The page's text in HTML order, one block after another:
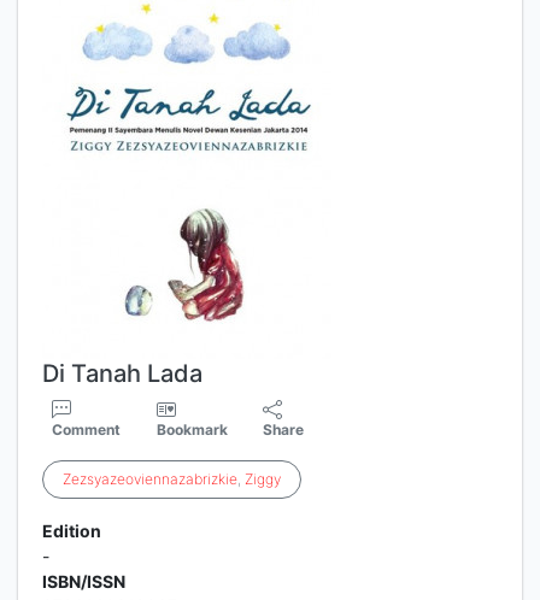
Di Tanah Lada
Comment Bookmark Share
Zezsyazeoviennazabrizkie, Ziggy
Edition
-
ISBN/ISSN